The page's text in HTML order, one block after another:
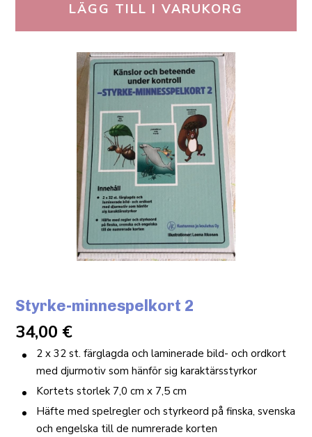
LÄGG TILL I VARUKORG
Styrke-minnespelkort 2
34,00 €
2 x 32 st. färglagda och laminerade bild- och ordkort
med djurmotiv som hänför sig karaktärsstyrkor
Kortets storlek 7,0 cm x 7,5 cm
Häfte med spelregler och styrkeord på finska, svenska
och engelska till de numrerade korten